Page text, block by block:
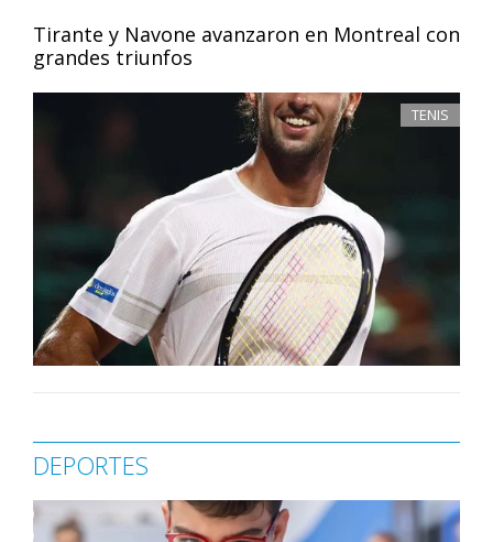
Tirante y Navone avanzaron en Montreal con
grandes triunfos
TENIS
DEPORTES